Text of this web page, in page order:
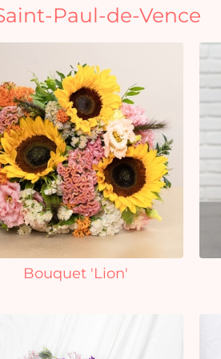
Paul-de-Vence
Bouquet 'Lion'